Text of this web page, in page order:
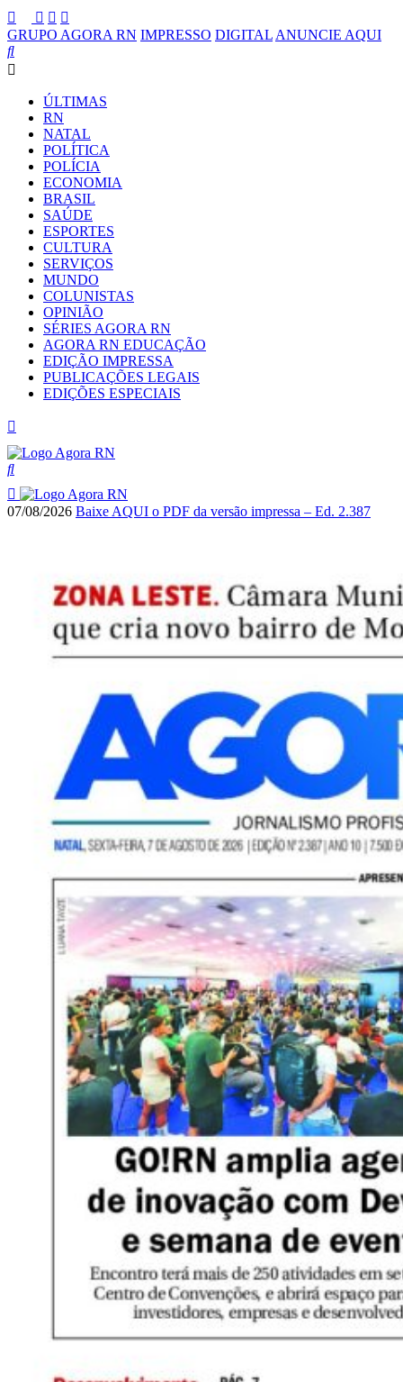
GRUPO AGORA RN IMPRESSO DIGITAL ANUNCIE AQUI
ÚLTIMAS
RN
NATAL
POLÍTICA
POLÍCIA
ECONOMIA
BRASIL
SAÚDE
ESPORTES
CULTURA
SERVIÇOS
MUNDO
COLUNISTAS
OPINIÃO
SÉRIES AGORA RN
AGORA RN EDUCAÇÃO
EDIÇÃO IMPRESSA
PUBLICAÇÕES LEGAIS
EDIÇÕES ESPECIAIS
07/08/2026 Baixe AQUI o PDF da versão impressa – Ed. 2.387